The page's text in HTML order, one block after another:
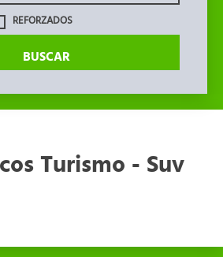
REFORZADOS
BUSCAR
Turismo - Suv